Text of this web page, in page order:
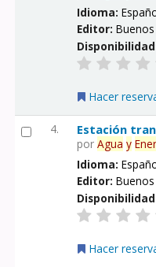
Idioma:
Editor:
Hacer
4. Estación
porAgua y
Idioma:
Editor:
Hacer